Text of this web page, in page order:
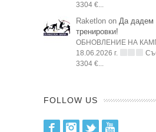
3304 €...
Raketlon on Да дадем
тренировки!
ОБНОВЛЕНИЕ НА
18.06.2026 г.
3304 €...
FOLLOW US
FacebookInstagram
Twitter